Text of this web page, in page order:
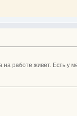
работе живёт. Есть у